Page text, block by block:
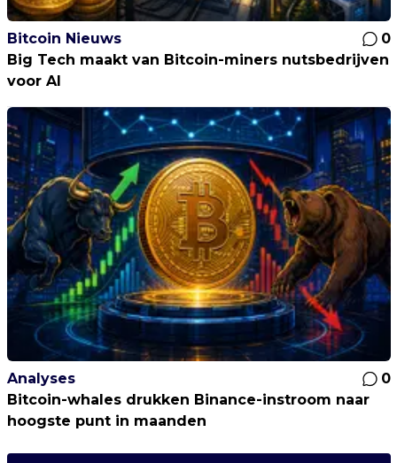
Bitcoin Nieuws
0
Big Tech maakt van Bitcoin-miners nutsbedrijven
voor AI
Analyses
0
Bitcoin-whales drukken Binance-instroom naar
hoogste punt in maanden